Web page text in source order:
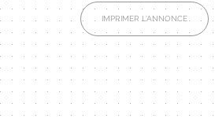
IMPRIMER L'ANNONCE